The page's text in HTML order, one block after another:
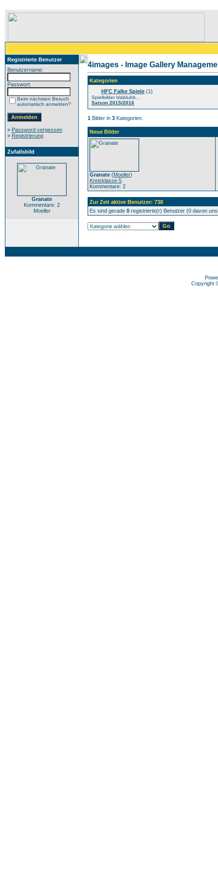
Registrierte Benutzer
Benutzername:
Passwort:
Beim nächsten Besuch
automatisch anmelden?
» Password vergessen
» Registrierung
Zufallsbild
Granate
Kommentare: 2
Moeller
4images - Image Gallery
Kategorien
HFC Falke Spiele (1)
Spielbilder blablubb...
Saison 2015/2016
1 Bilder in 3 Kategorien.
Neue Bilder
Granate (Moeller)
Kreisklasse 5
Kommentare: 2
Zur Zeit aktive Benutzer: 738
Es sind gerade 0 registrierte(r) Benutzer (0 davon
Copyright